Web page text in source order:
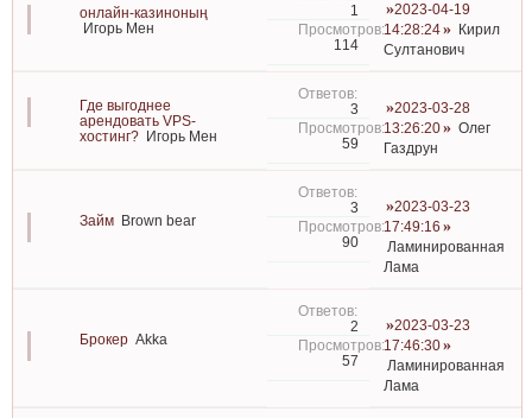
онлайн-казиноның
Игорь Мен
1
114
2023-04-19
14:28:24
Кирил
Султанович
Где выгоднее
арендовать VPS-
хостинг?
Игорь Мен
3
59
2023-03-28
13:26:20
Олег
Газдрун
Займ Brown bear
3
90
2023-03-23
17:49:16
Ламинированная
Лама
Брокер Akka
2
57
2023-03-23
17:46:30
Ламинированная
Лама